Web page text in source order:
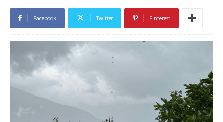
Facebook Twitter Pinterest